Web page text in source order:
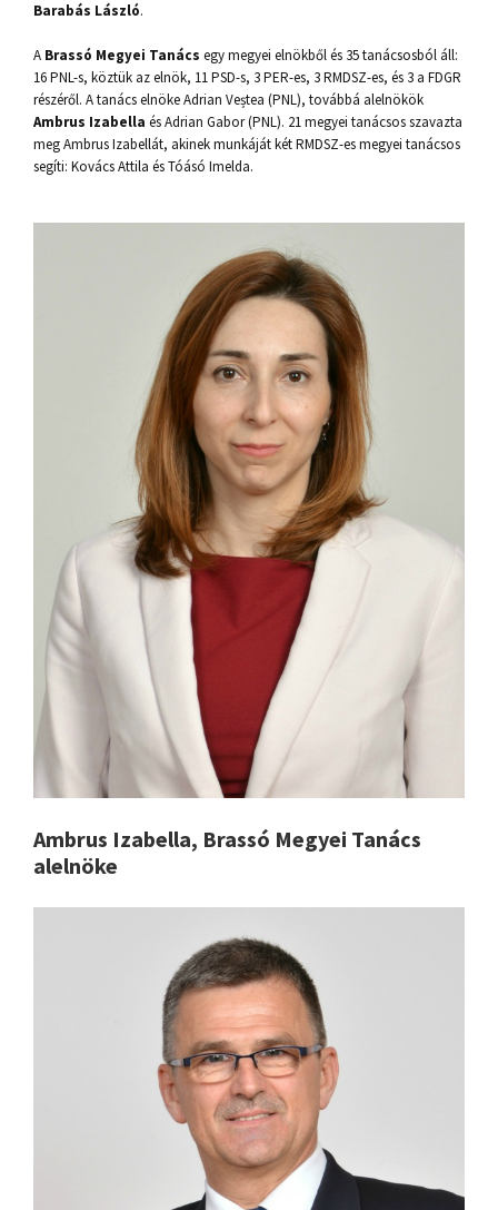
Barabás László.
A Brassó Megyei Tanács egy megyei elnökből és 35 tanácsosból áll:
16 PNL-s, köztük az elnök, 11 PSD-s, 3 PER-es, 3 RMDSZ-es, és 3 a FDGR
részéről. A tanács elnöke Adrian Veștea (PNL), továbbá alelnökök
Ambrus Izabella és Adrian Gabor (PNL). 21 megyei tanácsos szavazta
meg Ambrus Izabellát, akinek munkáját két RMDSZ-es megyei tanácsos
segíti: Kovács Attila és Tóásó Imelda.
Ambrus Izabella, Brassó Megyei Tanács
alelnöke